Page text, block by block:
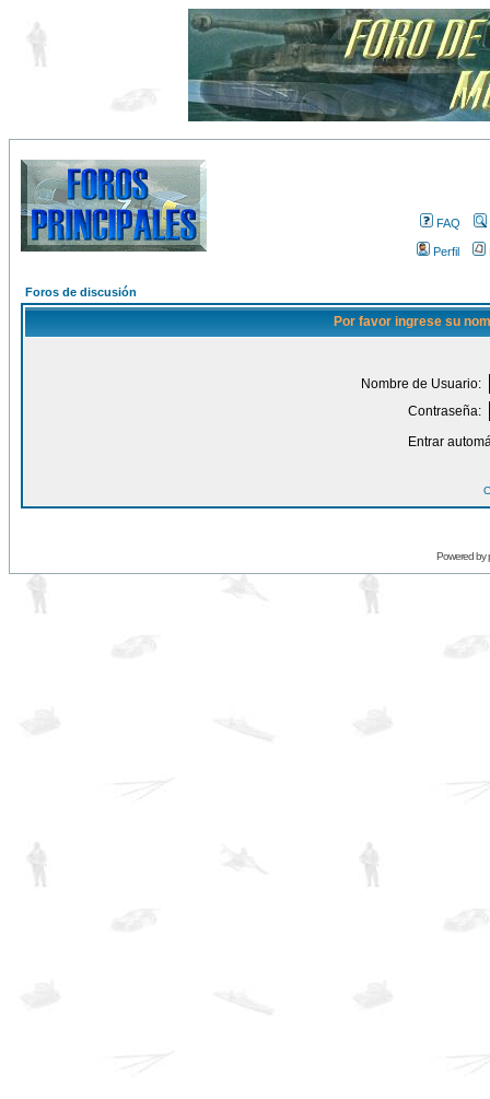
FAQ
Perfil
Foros de discusión
Por favor ingrese su
Nombre de Usuario:
Contraseña:
Entrar
Powered by